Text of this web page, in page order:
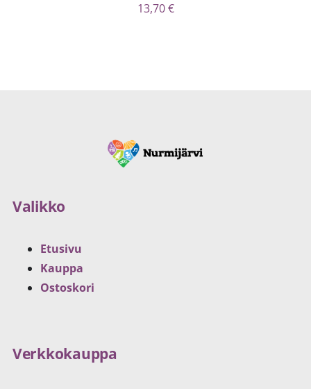
13,70€
Valikko
Etusivu
Kauppa
Ostoskori
Verkkokauppa